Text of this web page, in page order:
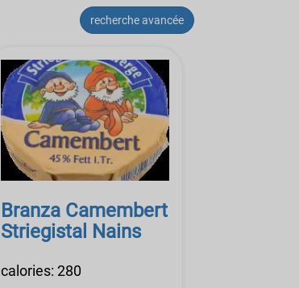
recherche avancée
Branza Camembert
Striegistal Nains
calories: 280